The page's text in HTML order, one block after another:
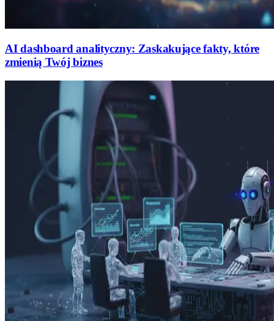
AI dashboard analityczny: Zaskakujące fakty, które
zmienią Twój biznes